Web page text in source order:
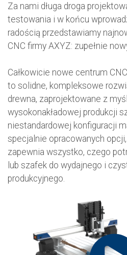
Za nami długa droga
testowania i w końcu
radością przedstawiamy
CNC firmy AXYZ: zupełnie
Całkowicie nowe centrum
to solidne, kompleksowe
drewna, zaprojektowane z
wysokonakładowej produkcji
niestandardowej konfiguracji
specjalnie opracowanych opcji,
zapewnia wszystko, czego
lub szafek do wydajnego i
produkcyjnego.